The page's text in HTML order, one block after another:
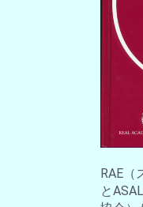
RAE（
と